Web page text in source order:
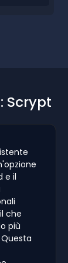
Scrypt
e il
che
più